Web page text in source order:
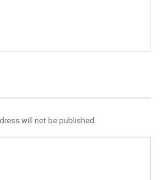
will not be published.